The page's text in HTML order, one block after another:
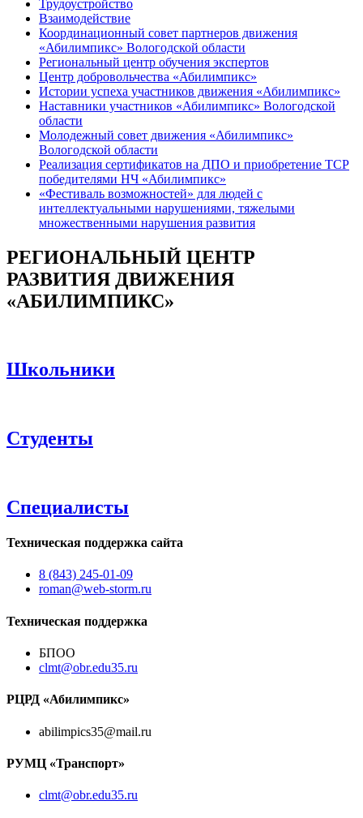
Трудоустройство
Взаимодействие
Координационный совет партнеров движения
«Абилимпикс» Вологодской области
Региональный центр обучения экспертов
Центр добровольчества «Абилимпикс»
Истории успеха участников движения «Абилимпикс»
Наставники участников «Абилимпикс» Вологодской
области
Молодежный совет движения «Абилимпикс»
Вологодской области
Реализация сертификатов на ДПО и приобретение ТСР
победителями НЧ «Абилимпикс»
«Фестиваль возможностей» для людей с
интеллектуальными нарушениями, тяжелыми
множественными нарушения развития
РЕГИОНАЛЬНЫЙ ЦЕНТР
РАЗВИТИЯ ДВИЖЕНИЯ
«АБИЛИМПИКС»
Школьники
Студенты
Специалисты
Техническая поддержка сайта
8 (843) 245-01-09
roman@web-storm.ru
Техническая поддержка
БПОО
clmt@obr.edu35.ru
РЦРД «Абилимпикс»
abilimpics35@mail.ru
РУМЦ «Транспорт»
clmt@obr.edu35.ru